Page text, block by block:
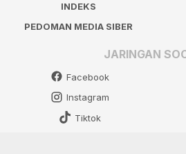
INDEKS
PEDOMAN MEDIA SIBER
JARINGAN
Facebook
Instagram
Tiktok